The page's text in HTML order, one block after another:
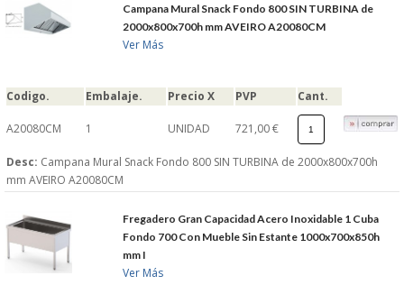
Campana Mural Snack Fondo 800 SIN TURBINA de
2000x800x700h mm AVEIRO A20080CM
Ver Más
Codigo. Embalaje. Precio X PVP Cant.
A20080CM 1 UNIDAD 721,00 €
Desc: Campana Mural Snack Fondo 800 SIN TURBINA de 2000x800x700h
mm AVEIRO A20080CM
Fregadero Gran Capacidad Acero Inoxidable 1 Cuba
Fondo 700 Con Mueble Sin Estante 1000x700x850h
mm I
Ver Más